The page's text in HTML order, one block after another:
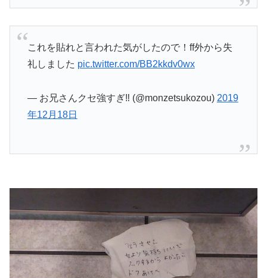
これを貼れと言われた気がしたので！ff外から失
礼しました pic.twitter.com/BB2kkdv0wx
— お兄さんクセ強すぎ‼️ (@monzetsukozou) 2019
年12月18日